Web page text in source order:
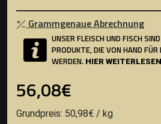
Grammgenaue Abrechnung
UNSER FLEISCH UND FISCH
PRODUKTE, DIE VON HAND
WERDEN. HIER WEITERLESEN
56,08€
Grundpreis: 50,98€ / kg